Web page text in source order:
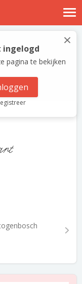
×
ingelogd
pagina te bekijken